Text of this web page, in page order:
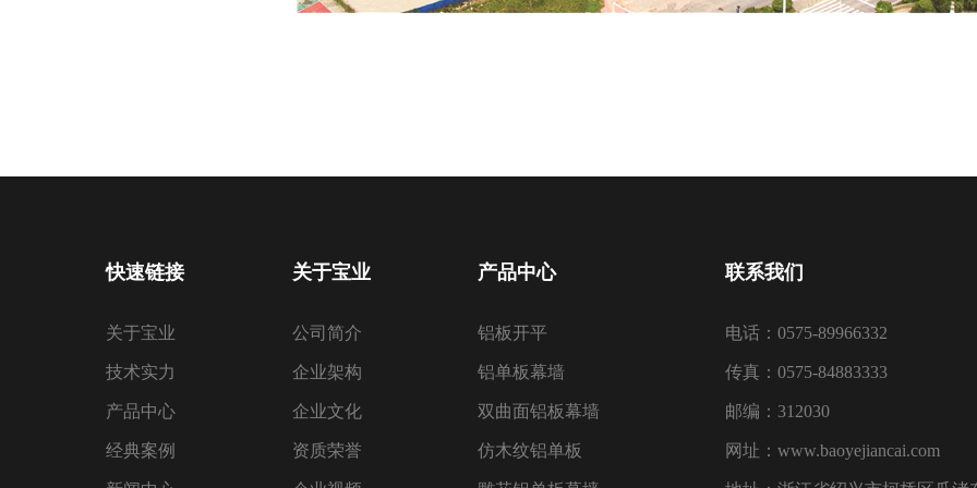
快速链接
关于宝业
技术实力
产品中心
经典案例
关于宝业
公司简介
企业架构
企业文化
资质荣誉
产品中心
铝板开平
铝单板幕墙
双曲面铝板幕墙
仿木纹铝单板
联系我们
电话：0575-89966332
传真：0575-84883333
邮编：312030
网址：www.baoyejiancai.com